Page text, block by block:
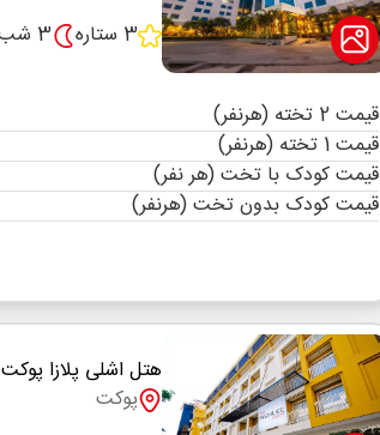
3 ستاره
3 شب
قیمت 2 تخته (هرنفر)
قیمت 1 تخته (هرنفر)
قیمت کودک با تخت (هر نفر)
قیمت کودک بدون تخت (هرنفر)
هتل اشلی پلازا پوکت
پوکت